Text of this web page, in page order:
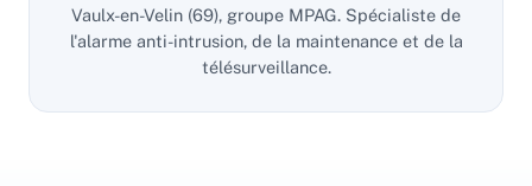
Vaulx-en-Velin (69), groupe MPAG. Spécialiste de
l'alarme anti-intrusion, de la maintenance et de la
télésurveillance.